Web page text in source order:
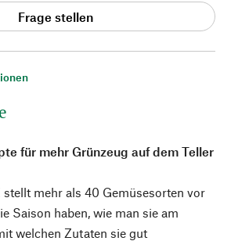
für mehr Grünzeug auf dem Teller
stellt mehr als 40 Gemüsesorten vor
Saison haben, wie man sie am
welchen Zutaten sie gut
Frage stellen